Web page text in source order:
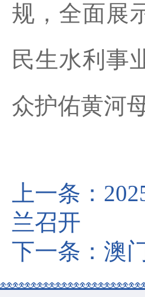
规，全面展
民生水利事
众护佑黄河
上一条：
兰召开
下一条： 澳